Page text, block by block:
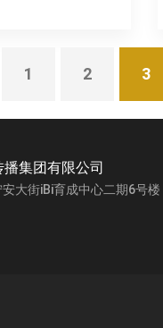
1 2 3
集团有限公司
大街iBi育成中心二期6号楼